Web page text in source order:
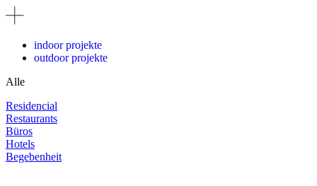
indoor projekte
outdoor projekte
Alle
Residencial
Restaurants
Büros
Hotels
Begebenheit